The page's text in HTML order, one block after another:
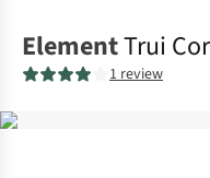
ElementTrui
1 review